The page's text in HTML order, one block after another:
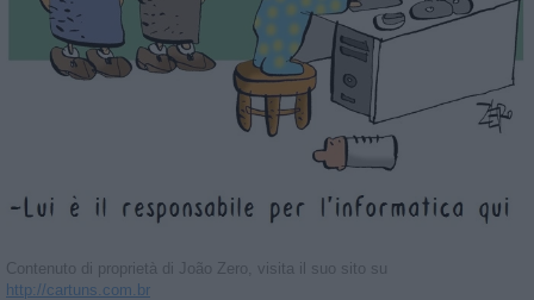
Contenuto di proprietà di João Zero, visita il suo sito su
http://cartuns.com.br